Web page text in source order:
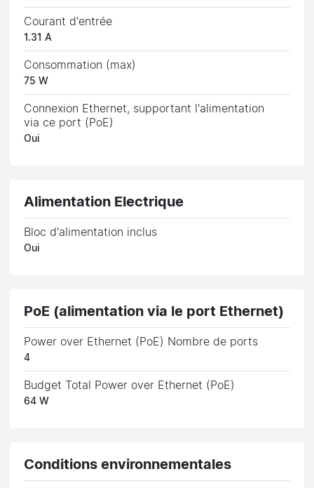
Courant d'entrée
1.31 A
Consommation (max)
75 W
Connexion Ethernet, supportant l'alimentation
via ce port (PoE)
Oui
Alimentation Electrique
Bloc d'alimentation inclus
Oui
PoE (alimentation via le port Ethernet)
Power over Ethernet (PoE) Nombre de ports
4
Budget Total Power over Ethernet (PoE)
64 W
Conditions environnementales